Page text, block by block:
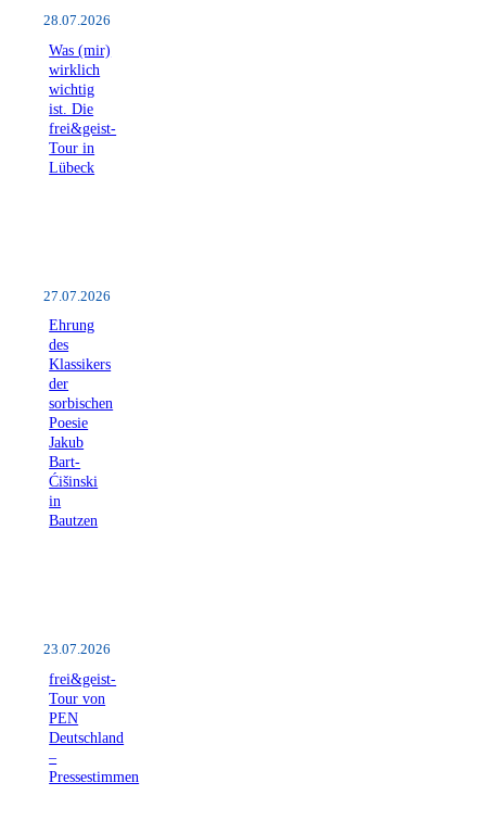
28.07.2026
Was (mir)
wirklich
wichtig
ist. Die
frei&geist-
Tour in
Lübeck
27.07.2026
Ehrung
des
Klassikers
der
sorbischen
Poesie
Jakub
Bart-
Ćišinski
in
Bautzen
23.07.2026
frei&geist-
Tour von
PEN
Deutschland
–
Pressestimmen